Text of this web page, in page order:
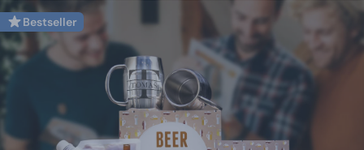
Bestseller